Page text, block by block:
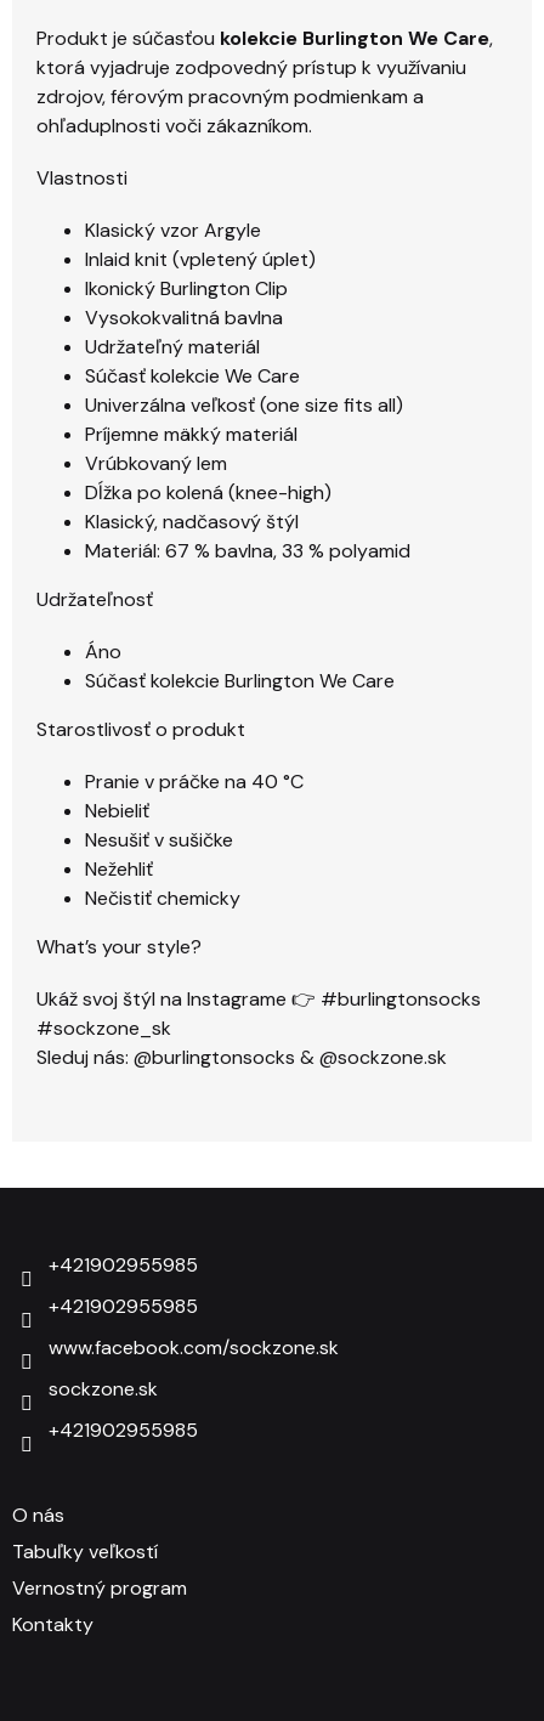
Produkt je súčasťou kolekcie Burlington We Care,
ktorá vyjadruje zodpovedný prístup k využívaniu
zdrojov, férovým pracovným podmienkam a
ohľaduplnosti voči zákazníkom.
Vlastnosti
Klasický vzor Argyle
Inlaid knit (vpletený úplet)
Ikonický Burlington Clip
Vysokokvalitná bavlna
Udržateľný materiál
Súčasť kolekcie We Care
Univerzálna veľkosť (one size fits all)
Príjemne mäkký materiál
Vrúbkovaný lem
Dĺžka po kolená (knee-high)
Klasický, nadčasový štýl
Materiál: 67 % bavlna, 33 % polyamid
Udržateľnosť
Áno
Súčasť kolekcie Burlington We Care
Starostlivosť o produkt
Pranie v práčke na 40 °C
Nebieliť
Nesušiť v sušičke
Nežehliť
Nečistiť chemicky
What’s your style?
Ukáž svoj štýl na Instagrame 👉 #burlingtonsocks
#sockzone_sk
Sleduj nás: @burlingtonsocks & @sockzone.sk
+421902955985
+421902955985
www.facebook.com/sockzone.sk
sockzone.sk
+421902955985
O nás
Tabuľky veľkostí
Vernostný program
Kontakty